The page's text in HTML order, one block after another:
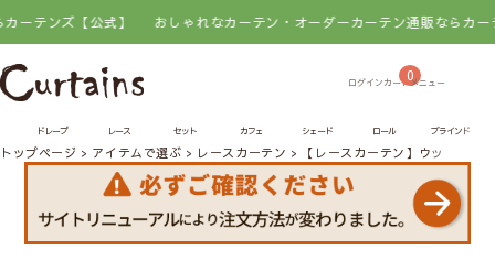
【公式】 おしゃれなカーテン・オーダーカーテン通販ならカーテンズ【
0
ドレープ レース セット カフェ シェード ロール ブラインド
トップページ アイテムで選ぶ レースカーテン 【レースカーテン】ウッドレース